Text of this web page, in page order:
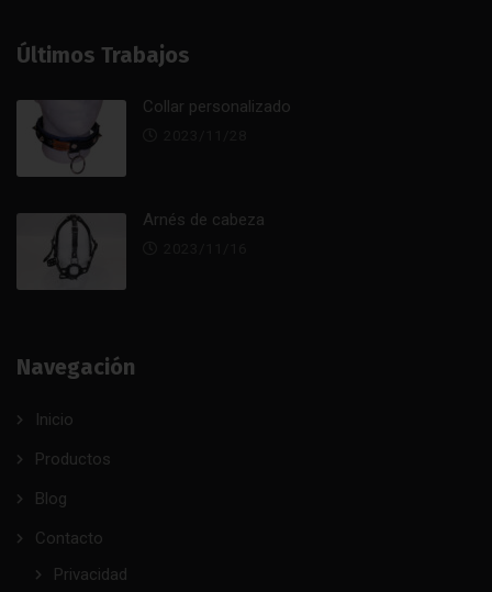
Últimos Trabajos
Collar personalizado
Arnés de cabeza
Navegación
Inicio
Productos
Blog
Contacto
Privacidad